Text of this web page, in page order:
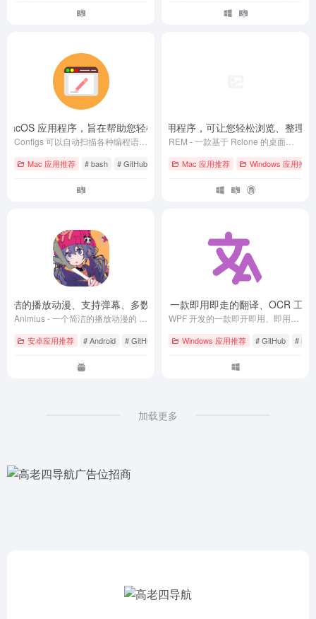
应用程序，旨在帮助您轻松管理和编辑您的配置文件- v1.0.1
Mac 应用推荐 # bash # GitHub # macOS
REM – 一款基于 Rclone 的桌面应用程序，可让您轻松浏览、整理
Mac 应用推荐 Windows 应用推荐
洁的播放动漫、支持弹幕、多数据源的 App- 1.3.3
安卓应用推荐 # Android # GitHub # 下载
STranslate – 一款即用即走的翻译、OCR 工具
Windows 应用推荐 # GitHub #
加载更多